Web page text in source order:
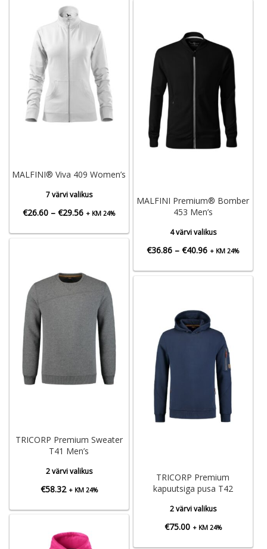
MALFINI® Viva 409 Women’s
7 värvi valikus
€26.60 – €29.56Hinnavahemik:
+ KM 24%
MALFINI Premium® Bomber
453 Men’s
4 värvi valikus
€36.86 – €40.96Hinnavahemik:
+ KM 24%
TRICORP Premium Sweater
T41 Men’s
2 värvi valikus
€58.32 + KM 24%
TRICORP Premium
kapuutsiga pusa T42
2 värvi valikus
€75.00 + KM 24%